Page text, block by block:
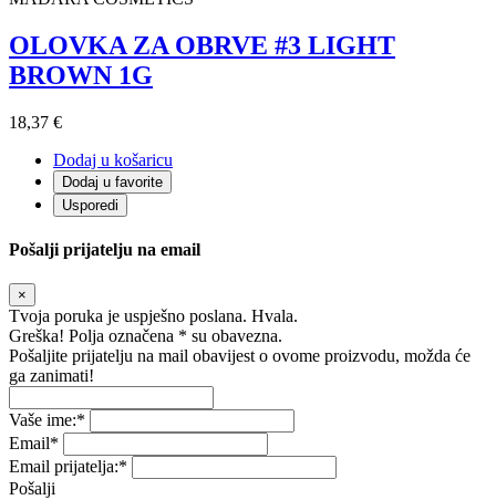
OLOVKA ZA OBRVE #3 LIGHT
BROWN 1G
18,37 €
Dodaj u košaricu
Dodaj u favorite
Usporedi
Pošalji prijatelju na email
×
Tvoja poruka je uspješno poslana. Hvala.
Greška! Polja označena * su obavezna.
Pošaljite prijatelju na mail obavijest o ovome proizvodu, možda će
ga zanimati!
Vaše ime:*
Email*
Email prijatelja:*
Pošalji